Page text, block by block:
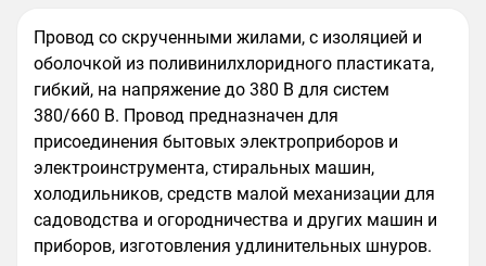
Провод со скрученными жилами, с изоляцией и
оболочкой из поливинилхлоридного пластиката,
гибкий, на напряжение до 380 В для систем
380/660 В. Провод предназначен для
присоединения бытовых электроприборов и
электроинструмента, стиральных машин,
холодильников, средств малой механизации для
садоводства и огородничества и других машин и
приборов, изготовления удлинительных шнуров.